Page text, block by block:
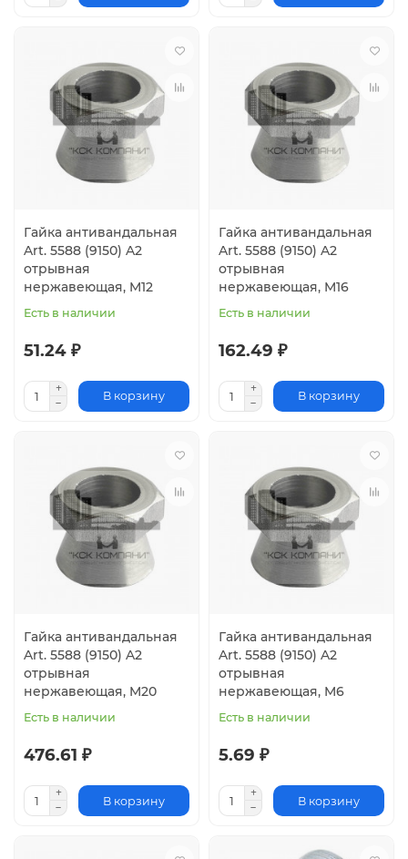
Гайка антивандальная
Art. 5588 (9150) A2
отрывная
нержавеющая, M12
Есть в наличии
51.24 ₽
В корзину
Гайка антивандальная
Art. 5588 (9150) A2
отрывная
нержавеющая, M16
Есть в наличии
162.49 ₽
В корзину
Гайка антивандальная
Art. 5588 (9150) A2
отрывная
нержавеющая, M20
Есть в наличии
476.61 ₽
В корзину
Гайка антивандальная
Art. 5588 (9150) A2
отрывная
нержавеющая, M6
Есть в наличии
5.69 ₽
В корзину